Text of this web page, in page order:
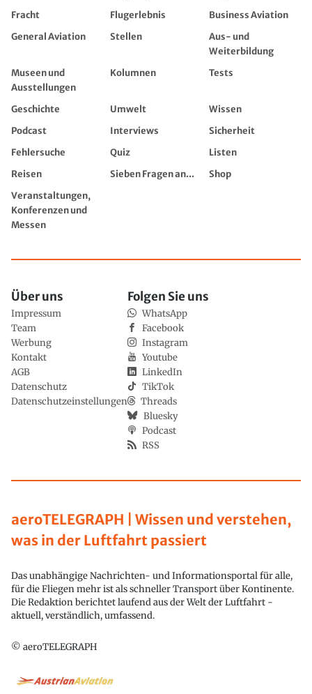
Fracht
Flugerlebnis
Business Aviation
General Aviation
Stellen
Aus- und
Weiterbildung
Museen und
Ausstellungen
Kolumnen Tests
Geschichte Umwelt
Wissen
Podcast
Interviews
Sicherheit
Fehlersuche
Quiz
Listen
Reisen
Sieben Fragen an...
Shop
Veranstaltungen,
Konferenzen und
Messen
aeroTELEGRAPH | Wissen und verstehen,
was in der Luftfahrt passiert
Das unabhängige Nachrichten- und Informationsportal für alle,
für die Fliegen mehr ist als schneller Transport über Kontinente.
Die Redaktion berichtet laufend aus der Welt der Luftfahrt -
aktuell, verständlich, umfassend.
© aeroTELEGRAPH
Über uns
Impressum
Team
Werbung
Kontakt
AGB
Datenschutz
Datenschutzeinstellungen
Folgen Sie uns
WhatsApp
Facebook
Instagram
Youtube
LinkedIn
TikTok
Threads
Bluesky
Podcast
RSS